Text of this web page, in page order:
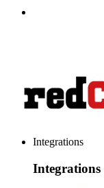
Integrations
Integrations